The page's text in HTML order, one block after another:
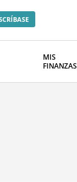
MIS
FINANZAS